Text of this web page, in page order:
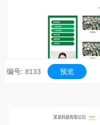
编号: 8133 预览